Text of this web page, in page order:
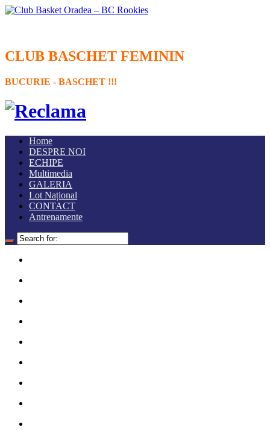
CLUB BASCHET FEMININ
BUCURIE - BASCHET !!!
Home
DESPRE NOI
ECHIPE
Multimedia
GALERIA
Lot Național
CONTACT
Antrenamente